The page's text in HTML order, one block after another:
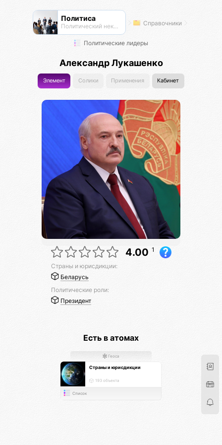
Политиса
Политический нексус Справочники
Политические лидеры
Александр Лукашенко
Элемент Солики Применения Кабинет
4.00 1
Страны и юрисдикции:
Беларусь
Политические роли:
Президент
Есть в атомах
Геоса
Страны и юрисдикции
193 объекта
Список